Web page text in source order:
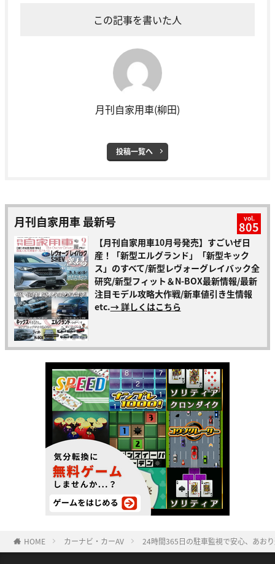
この記事を書いた人
月刊自家用車(柳田)
投稿一覧へ
月刊自家用車 最新号 vol.
805
【月刊自家用車10月号発売】すごいぜ日
産！「新型エルグランド」「新型キック
ス」のすべて/新型レヴォーグレイバック全
研究/新型フィット＆N-BOX最新情報/最新
注目モデル攻略大作戦/新車値引き生情報
etc.→ 詳しくはこちら
HOME カーナビ・カーAV 24時間365日の駐車監視で安心、あお